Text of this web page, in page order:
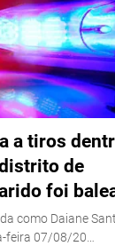
a tiros
de
foi
como Daiane
feira 07/08/20…